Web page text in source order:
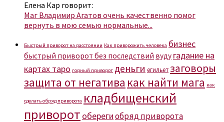
Елена Кар говорит:
Маг Владимир Агатов очень качественно помог
вернуть в мою семью нормальные...
Быстрый приворот на расстоянии Как приворожить человека бизнес
быстрый приворот без последствий вуду гадание на
картах таро горный приворот деньги егильетзаговоры
защита от негатива как найти мага как
сделать обряд приворота кладбищенский
приворот оберегиобряд приворота